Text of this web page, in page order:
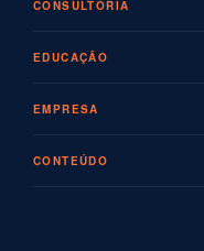
CONSULTORIA
EDUCAÇÃO
EMPRESA
CONTEÚDO